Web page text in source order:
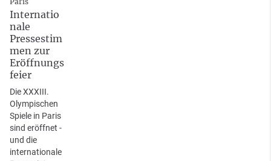
Internatio
nale
Pressestim
men zur
Eröffnungs
feier
Die XXXIII.
Olympischen
Spiele in Paris
sind eröffnet -
und die
internationale